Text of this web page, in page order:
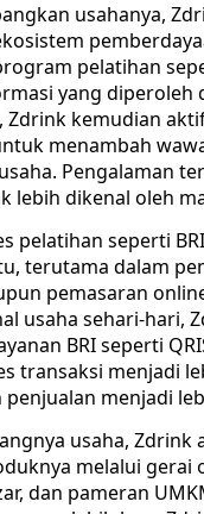
usahanya,
pelatihan
yang diperoleh
Zdrink kemudian
menambah
Pengalaman
lebih dikenal oleh
pelatihan seperti
terutama dalam
pemasaran
usaha sehari-hari,
BRI seperti
transaksi menjadi
menjadi
usaha, Zdrink
melalui gerai
dan pameran